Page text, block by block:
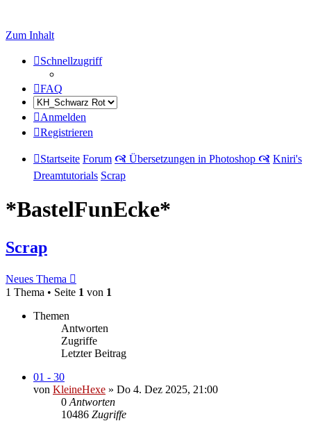
Zum Inhalt
Schnellzugriff
FAQ
Anmelden
Registrieren
Startseite Forum 🙧 Übersetzungen in Photoshop 🙧 Kniri's
Dreamtutorials Scrap
*BastelFunEcke*
Scrap
Neues Thema
1 Thema • Seite 1 von 1
Themen
Antworten
Zugriffe
Letzter Beitrag
01 - 30
von KleineHexe » Do 4. Dez 2025, 21:00
0 Antworten
10486 Zugriffe